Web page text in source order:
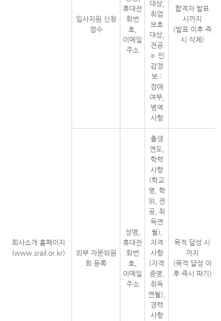
회사소개 홈페이지
(www.srail.or.kr)
입사지원 신청
접수
휴대전
화번
호,
이메일
주소
대상,
취업
보호
대상,
전공
※ 민
감정
보 :
장애
여부,
병역
사항
합격자 발표
시까지
(발표 이후 즉
시 삭제)
외부 자문위원
회 등록
성명,
휴대전
화번
호,
이메일
주소
출생
연도,
학력
사항
(학교
명, 학
위, 전
공, 취
득연
월),
자격
사항
(자격
증명,
취득
연월),
경력
사항
목적 달성 시
까지
(목적 달성 이
후 즉시 파기)